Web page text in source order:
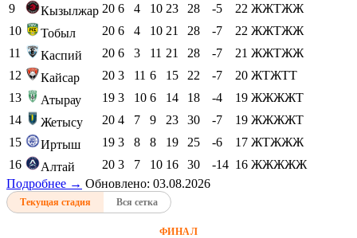
9
Кызылжар 20 6 4 10 23 28 -5 22 ЖЖТЖЖ
10
Тобыл 20 6 4 10 21 28 -7 22 ЖЖТЖЖ
11
Каспий 20 6 3 11 21 28 -7 21 ЖЖТЖЖ
12
Кайсар 20 3 11 6 15 22 -7 20 ЖТЖТТ
13
Атырау 19 3 10 6 14 18 -4 19 ЖЖЖЖТ
14
Жетысу 20 4 7 9 23 30 -7 19 ЖЖЖЖТ
15
Иртыш 19 3 8 8 19 25 -6 17 ЖТЖЖЖ
16
Алтай 20 3 7 10 16 30 -14 16 ЖЖЖЖЖ
Подробнее → Обновлено: 03.08.2026
Текущая стадия Вся сетка
ФИНАЛ